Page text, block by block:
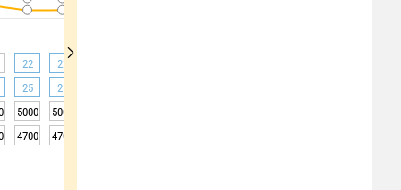
22 22
25 25
5000 5000
4700 4700